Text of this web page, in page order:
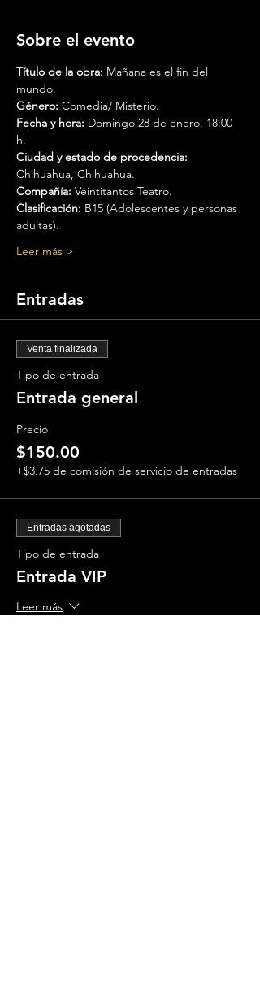
Sobre el evento
Título de la obra: Mañana es el fin del
mundo.
Género: Comedia/ Misterio.
Fecha y hora: Domingo 28 de enero, 18:00
h.
Ciudad y estado de procedencia:
Chihuahua, Chihuahua.
Compañía: Veintitantos Teatro.
Clasificación: B15 (Adolescentes y personas
adultas).
Leer más >
Entradas
Venta finalizada
Tipo de entrada
Entrada general
Precio
$150.00
+$3.75 de comisión de servicio de entradas
Entradas agotadas
Tipo de entrada
Entrada VIP
Leer más